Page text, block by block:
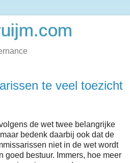
te veel toezicht
de wet twee belangrijke
bedenk daarbij ook dat de
niet in de wet wordt
goed bestuur. Immers, hoe meer